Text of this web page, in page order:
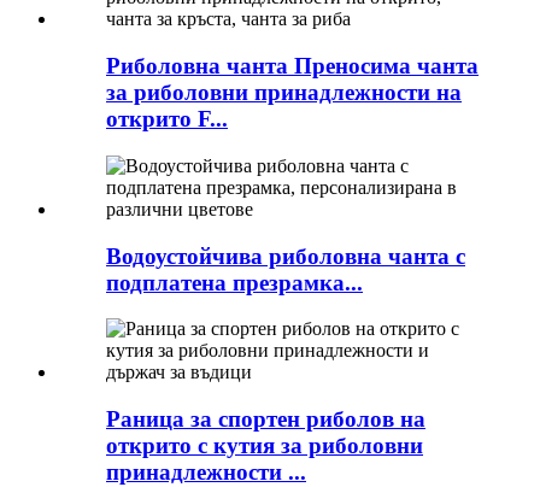
Риболовна чанта Преносима чанта
за риболовни принадлежности на
открито F...
Водоустойчива риболовна чанта с
подплатена презрамка...
Раница за спортен риболов на
открито с кутия за риболовни
принадлежности ...